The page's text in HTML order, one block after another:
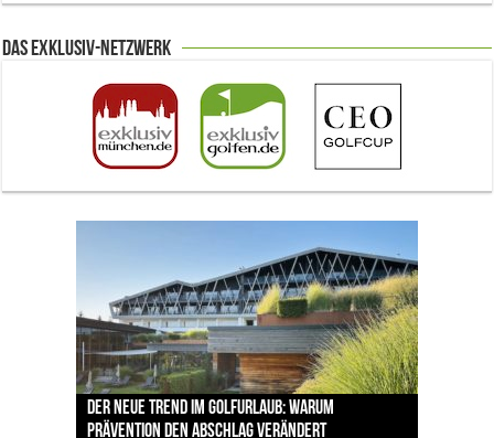
Das Exklusiv-Netzwerk
Der neue Trend im Golfurlaub: Warum
Prävention den Abschlag verändert
Luštica Bay baut Montenegros erste Golf-
Community weiter aus
Vom 85. Platz zur Claret Jug: Neuseeländer
schreibt bei The Open Geschichte
Claret Jug: Warum Scottie Scheffler die
berühmteste Golftrophäe zurückgeben muss
The Open 2026 in Royal Birkdale: Warum der
traditionsreiche Linksplatz zu den größten
Herausforderungen im Golfsport zählt